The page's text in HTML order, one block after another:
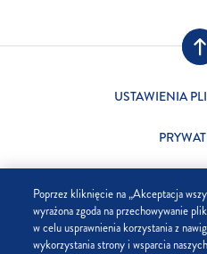
USTAWIENIA
Poprzez kliknięcie na „Akceptacja
wyrażona zgoda na przechowywanie
w celu usprawnienia korzystania z
wykorzystania strony i wsparcia